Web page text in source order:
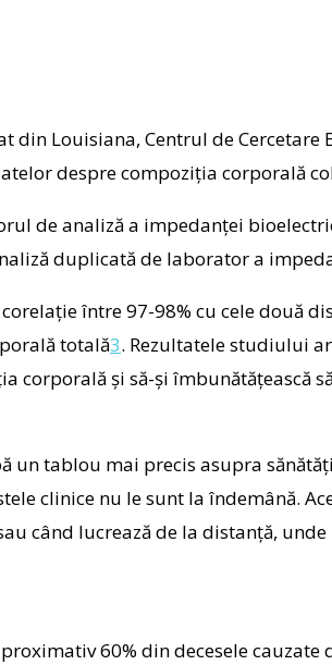
Louisiana, Centrul de Cercetare
despre compoziția corporală
de analiză a impedanței
duplicată de laborator a
între 97-98% cu cele două
totală3. Rezultatele studiului
și să-și îmbunătățească
un tablou mai precis asupra
clinice nu le sunt la îndemână.
când lucrează de la distanță,
60% din decesele cauzate